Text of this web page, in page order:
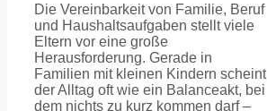
Die Vereinbarkeit von Familie, Beruf
und Haushaltsaufgaben stellt viele
Eltern vor eine große
Herausforderung. Gerade in
Familien mit kleinen Kindern scheint
der Alltag oft wie ein Balanceakt, bei
dem nichts zu kurz kommen darf –